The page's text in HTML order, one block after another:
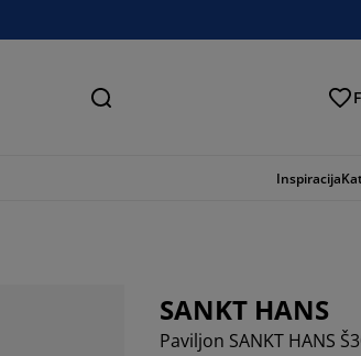
Pretraga
Inspiracija
SANKT HANS
Paviljon SANKT HANS